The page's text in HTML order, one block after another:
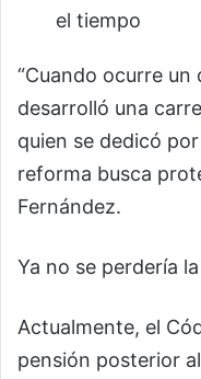
el tiempo
“Cuando ocurre un
desarrolló una
quien se dedicó
reforma busca
Fernández.
Ya no se perdería
Actualmente, el
pensión posterior